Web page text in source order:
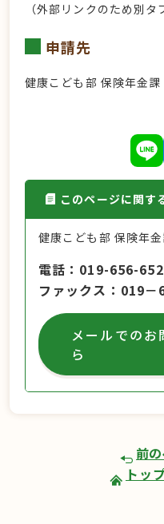
（外部リンクのため別タ
申請先
健康こども部 保険年金
このページに関す
健康こども部 保険年
電話
019-656-
ファックス
019－
メールでのお
ら
前
トッ